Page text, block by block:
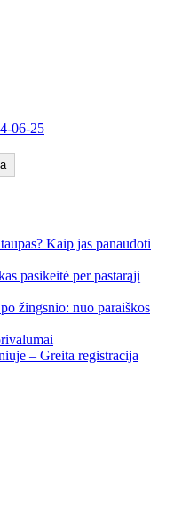
06-25
Kaip jas panaudoti
pasikeitė per pastarąjį
žingsnio: nuo paraiškos
– Greita registracija